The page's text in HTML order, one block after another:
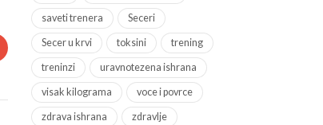
saveti trenera Seceri
Secer u krvi toksini trening
treninzi uravnotezena ishrana
visak kilograma voce i povrce
zdrava ishrana zdravlje